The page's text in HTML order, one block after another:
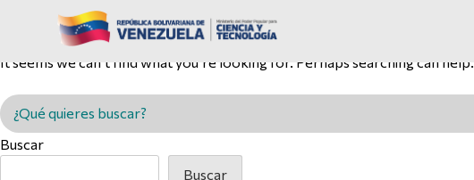
Nothing Found
It seems we can’t find what you’re looking for. Perhaps searching can help.
Buscar en MINCYT
Buscar
Buscar